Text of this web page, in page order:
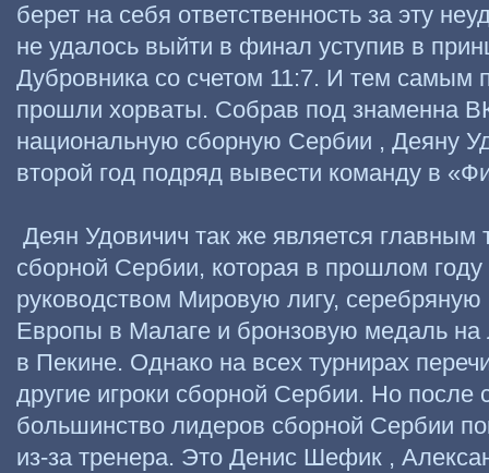
берет на себя ответственность за эту
не удалось выйти в финал уступив в
Дубровника со счетом 11:7. И тем самым
прошли хорваты. Собрав под знаменна
национальную сборную Сербии , Деяну
второй год подряд вывести команду в
Деян Удовичич так же является главным
сборной Сербии, которая в прошлом году
руководством Мировую лигу,
Европы в Малаге и бронзовую медаль на
в Пекине. Однако на всех турнирах
другие игроки сборной Сербии. Но после
большинство лидеров сборной Сербии
из-за тренера. Это Денис Шефик ,